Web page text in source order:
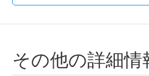
その他の詳細情